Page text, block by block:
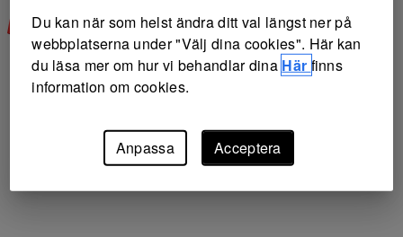
Du kan när som helst ändra ditt val längst ner på
webbplatserna under "Välj dina cookies". Här kan
du läsa mer om hur vi behandlar dina Här finns
information om cookies.
Anpassa Acceptera